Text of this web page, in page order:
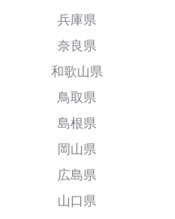
兵庫県
奈良県
和歌山県
鳥取県
島根県
岡山県
広島県
山口県